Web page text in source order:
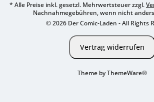
* Alle Preise inkl. gesetzl. Mehrwertsteuer zzgl.
Nachnahmegebühren, wenn nicht
© 2026 Der Comic-Laden - All Rights
Vertrag widerrufen
Theme byThemeWare®